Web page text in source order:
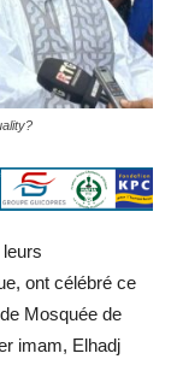
ont célébré ce
Mosquée de
imam, Elhadj